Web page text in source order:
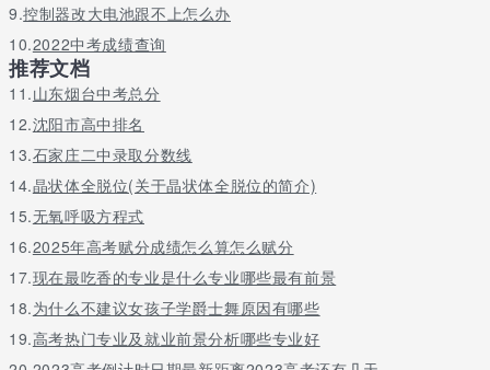
职业学校有职业高中、普通中专、成人中专、技工学校四类。技术
学院逐渐发展成为技术学校、高级技术学校和技术学院。根据《职
业教育法》和国务院现行的三定计划，技术学校（技术学院）由人
力资源和社会保障部管理，职业高中、普通技术中学和成人技术中
学由教育部管理。
技术学院是人力资源和社会保障部门负责的一类职业学院，是职业
教育的重要组成部分。截至2014年底，全国共有技术学院2818
所，学生339万人，毕业生就业率97%以上，形成了以技术学院为
龙头、以高级技术学校为骨干、以普通技术学校为基础的现代技术
教育体系。
技校招生时间一般在什么时候，有年龄限制吗？
报考技校没有年龄要求。
9.控制器改大电池跟不上怎么办
10.2022中考成绩查询
推荐文档
11.山东烟台中考总分
12.沈阳市高中排名
13.石家庄二中录取分数线
14.晶状体全脱位(关于晶状体全脱位的简介)
15.无氧呼吸方程式
16.2025年高考赋分成绩怎么算怎么赋分
17.现在最吃香的专业是什么专业哪些最有前景
18.为什么不建议女孩子学爵士舞原因有哪些
19.高考热门专业及就业前景分析哪些专业好